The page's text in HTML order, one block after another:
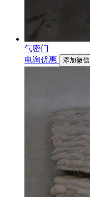
气密门
电询优惠
添加微信